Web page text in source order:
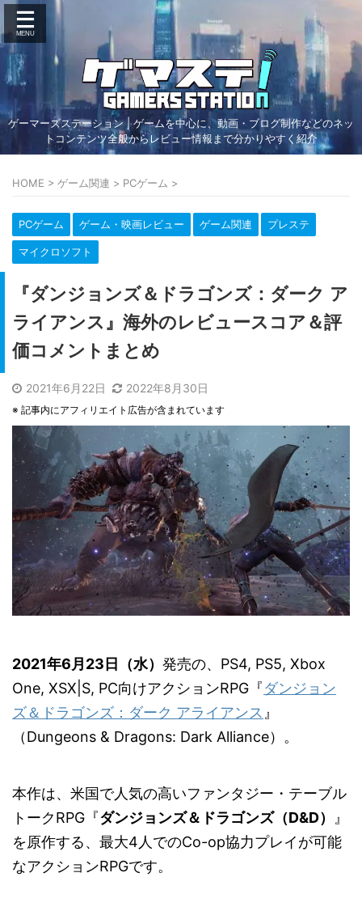
ゲーマーズステーション | ゲームを中心に、動画・ブログ制作などのネッ
トコンテンツ全般からレビュー情報まで分かりやすく紹介
HOME > ゲーム関連 > PCゲーム >
PCゲーム ゲーム・映画レビュー ゲーム関連 プレステ
マイクロソフト
『ダンジョンズ＆ドラゴンズ：​ダーク ア
ライアンス』海外のレビュースコア＆評
価コメントまとめ
2021年6月22日 2022年8月30日
※ 記事内にアフィリエイト広告が含まれています
2021年6月23日（水） 発売の、PS4, PS5, Xbox
One, XSX|S, PC向けアクションRPG『ダンジョン
ズ＆ドラゴンズ：​ダーク アライアンス 』
（Dungeons & Dragons: Dark Alliance）。
本作は、米国で人気の高いファンタジー・テーブル
トークRPG『ダンジョンズ＆ドラゴンズ（D&D）
』
を原作する、最大4人でのCo-op協力プレイが可能
なアクションRPGです。